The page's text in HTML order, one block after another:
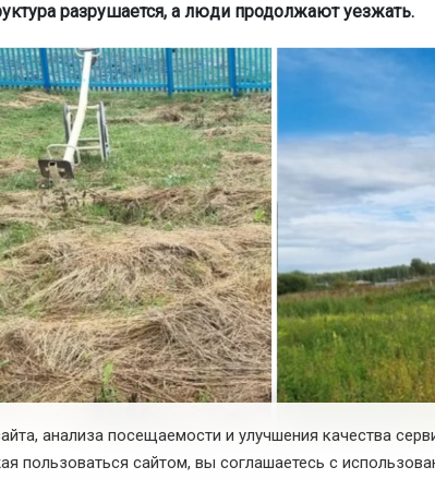
разрушается, а люди продолжают уезжать.
Фото предоставлено изданию КП-Новосибирск
анализа посещаемости и улучшения качества
пользоваться сайтом, вы соглашаетесь с